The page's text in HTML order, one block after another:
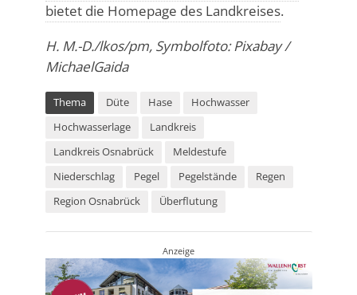
bietet die Homepage des Landkreises.
H. M.-D./lkos/pm, Symbolfoto: Pixabay /
MichaelGaida
Thema Düte Hase
Hochwasser
Hochwasserlage
Landkreis
Landkreis Osnabrück
Meldestufe
Niederschlag
Pegel Pegelstände
Regen
Region Osnabrück
Überflutung
Anzeige